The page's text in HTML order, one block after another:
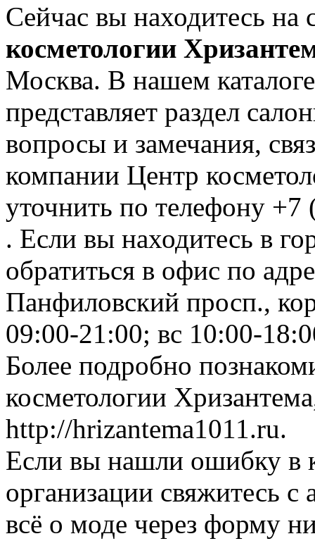
Сейчас вы находитесь на
косметологии
Москва. В нашем
представляет раздел
вопросы и замечания,
компании Центр
уточнить по телефону
. Если вы находитесь в
обратиться в офис по
Панфиловский просп.,
09:00-21:00; вс 10:00-
Более подробно
косметологии
http://hrizantema1011.ru.
Если вы нашли ошибку в
организации свяжитесь
всё о моде через форму